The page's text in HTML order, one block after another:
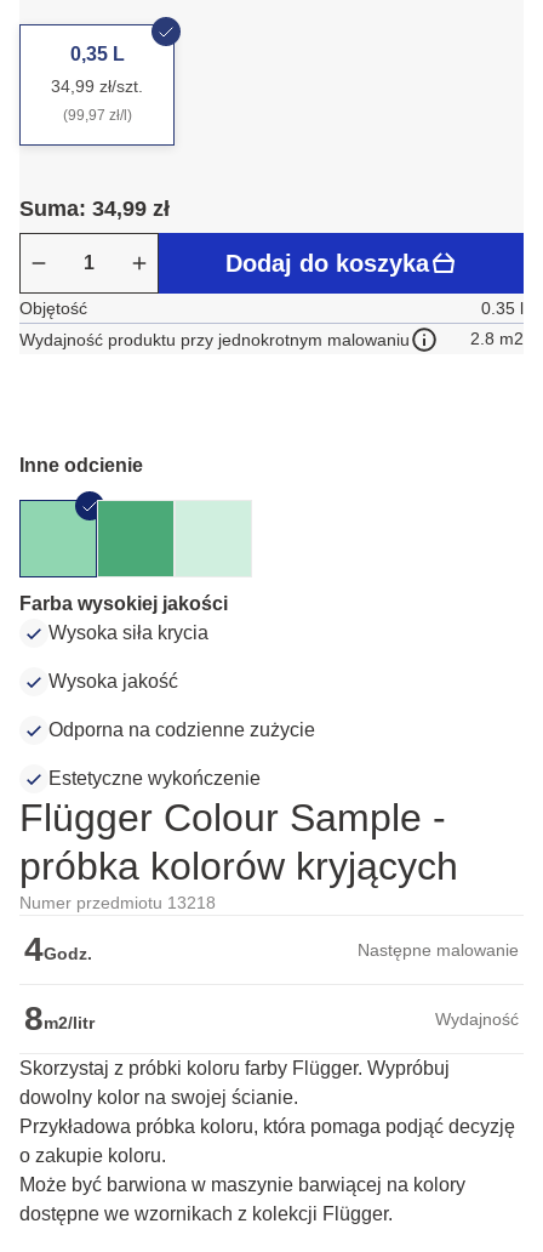
0,35 L
34,99 zł/szt.
(99,97 zł/l)
Suma: 34,99 zł
Dodaj do koszyka
Objętość
0.35 l
Wydajność produktu przy jednokrotnym malowaniu
2.8 m2
Inne odcienie
Farba wysokiej jakości
Wysoka siła krycia
Wysoka jakość
Odporna na codzienne zużycie
Estetyczne wykończenie
Flügger Colour Sample -
próbka kolorów kryjących
Numer przedmiotu 13218
4Godz. Następne malowanie
8m2/litr Wydajność
Skorzystaj z próbki koloru farby Flügger. Wypróbuj
dowolny kolor na swojej ścianie.
Przykładowa próbka koloru, która pomaga podjąć decyzję
o zakupie koloru.
Może być barwiona w maszynie barwiącej na kolory
dostępne we wzornikach z kolekcji Flügger.